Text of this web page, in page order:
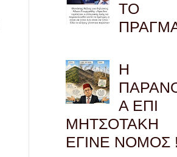
ΤΟ
Η
Α ΕΠΙ
ΜΗΤΣΟΤΑΚΗ
ΕΓΙΝΕ ΝΟΜΟΣ